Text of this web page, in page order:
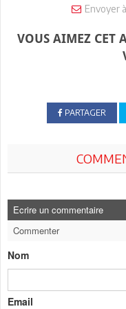
Envoyer
VOUS AIMEZ CET
PARTAGER
Ecrire un commentaire
Commenter
Nom
Email